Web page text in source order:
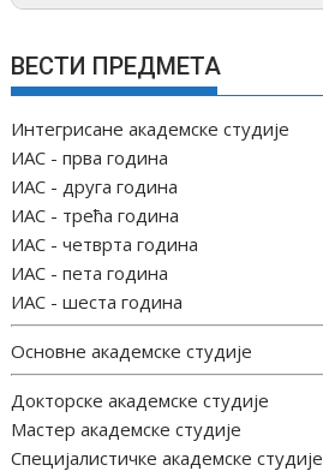
ВЕСТИ ПРЕДМЕТА
Интегрисане академске студије
ИАС - прва година
ИАС - друга година
ИАС - трећа година
ИАС - четврта година
ИАС - пета година
ИАС - шеста година
Основне академске студије
Докторске академске студије
Мастер академске студије
Специјалистичке академске студије